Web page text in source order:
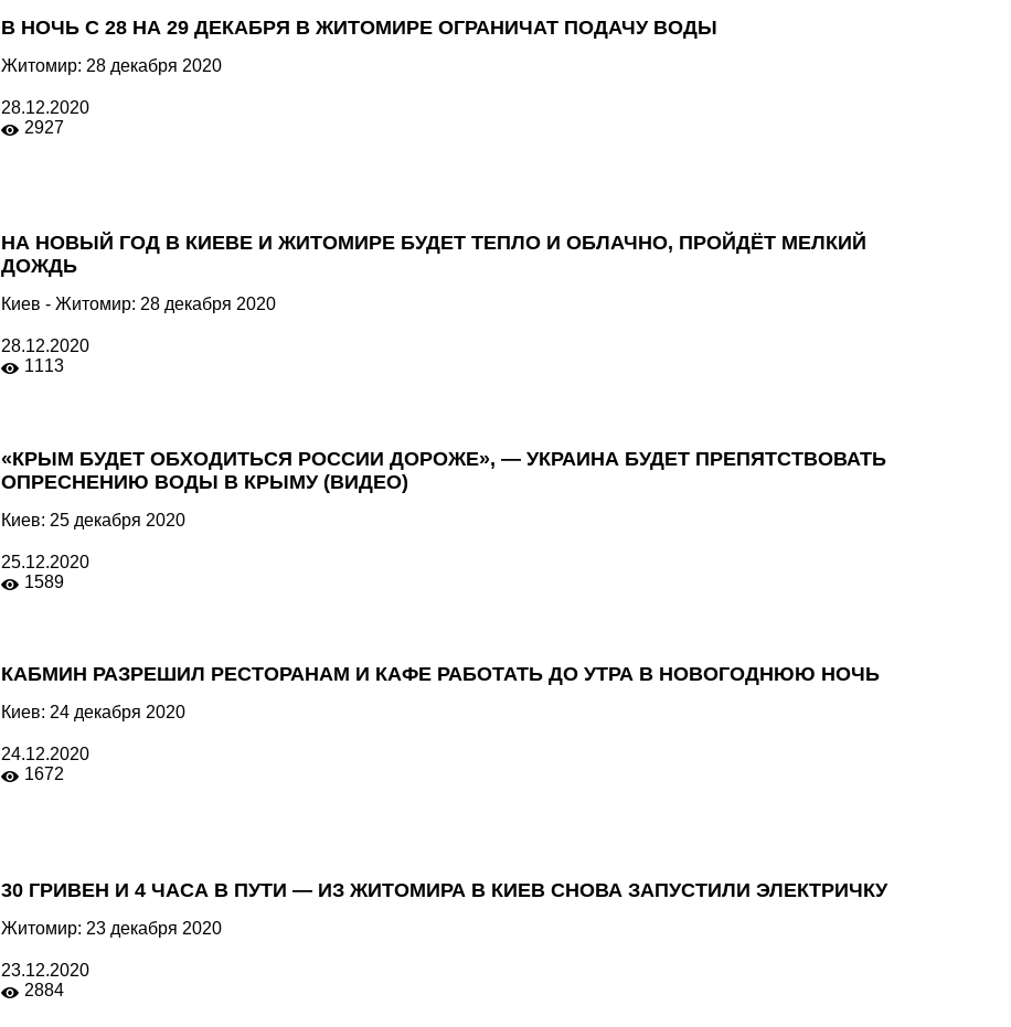
В НОЧЬ С 28 НА 29 ДЕКАБРЯ В ЖИТОМИРЕ ОГРАНИЧАТ ПОДАЧУ ВОДЫ
Житомир: 28 декабря 2020
28.12.2020
2927
НА НОВЫЙ ГОД В КИЕВЕ И ЖИТОМИРЕ БУДЕТ ТЕПЛО И ОБЛАЧНО, ПРОЙДЁТ МЕЛКИЙ
ДОЖДЬ
Киев - Житомир: 28 декабря 2020
28.12.2020
1113
«КРЫМ БУДЕТ ОБХОДИТЬСЯ РОССИИ ДОРОЖЕ», — УКРАИНА БУДЕТ ПРЕПЯТСТВОВАТЬ
ОПРЕСНЕНИЮ ВОДЫ В КРЫМУ (ВИДЕО)
Киев: 25 декабря 2020
25.12.2020
1589
КАБМИН РАЗРЕШИЛ РЕСТОРАНАМ И КАФЕ РАБОТАТЬ ДО УТРА В НОВОГОДНЮЮ НОЧЬ
Киев: 24 декабря 2020
24.12.2020
1672
30 ГРИВЕН И 4 ЧАСА В ПУТИ — ИЗ ЖИТОМИРА В КИЕВ СНОВА ЗАПУСТИЛИ ЭЛЕКТРИЧКУ
Житомир: 23 декабря 2020
23.12.2020
2884